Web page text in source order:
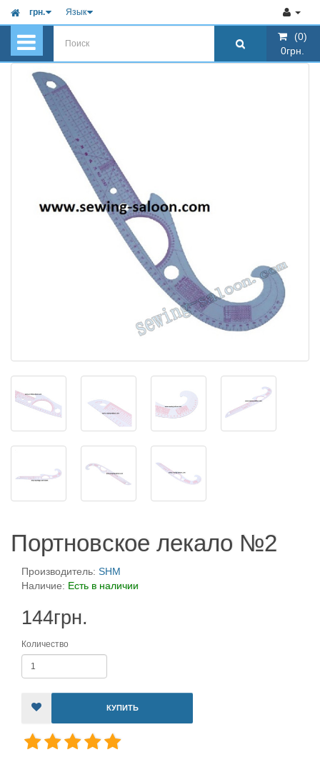
грн. Язык
(0)
0грн.
Портновское лекало №2
Производитель: SHM
Наличие: Есть в наличии
144грн.
Количество
КУПИТЬ